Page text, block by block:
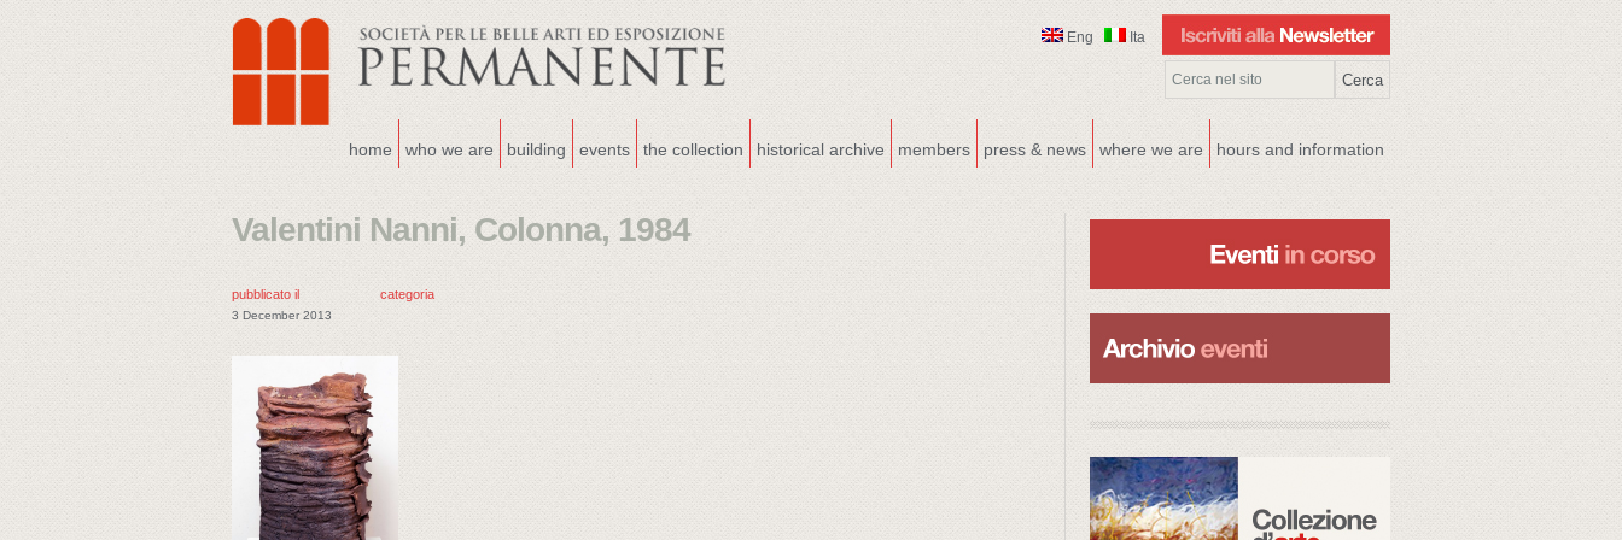
Eng Ita
home who we are building events the collection historical archive members press & news where we are hours and information
Valentini Nanni, Colonna, 1984
pubblicato il
3 December 2013
categoria